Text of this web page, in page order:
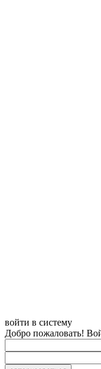
войти в систему
Добро пожаловать!